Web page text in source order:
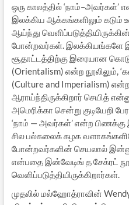
ஒரு காலத்தில் ‘நாம்–அவர்கள்’
இலக்கிய ஆக்கங்களிலும்
ஆய்ந்து
போன்றவர்கள். இலக்கியங்களே
சூதாட்டத்திற்கு இரையான
(Orientalism) என்ற நூலிலும்,
(Culture and Imperialism)
ஆராய்ந்திருக்கிறார் செயித்
அமெரிக்கா சென்று குடியேறி
‘நாம் — அவர்கள்’ என்ற
சில பல்கலைக் கழக
போன்றவர்களின் செயலால்
என்பதை இன்வேடிங் த சேக்ரட்
வெளிப்படுத்தியிருக்கிறார்கள்.
முதலில் மல்ஹோத்ராவின்